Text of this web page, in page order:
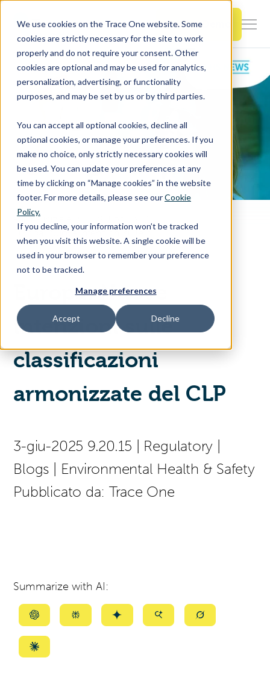
We use cookies on the Trace One website. Some
cookies are strictly necessary for the site to work
properly and do not require your consent. Other
cookies are optional and may be used for analytics,
personalization, advertising, or functionality
purposes, and may be set by us or by third parties.
You can accept all optional cookies, decline all
optional cookies, or manage your preferences. If you
make no choice, only strictly necessary cookies will
be used. You can update your preferences at any
time by clicking on “Manage cookies” in the website
footer. For more details, please see ourCookie
Policy.
If you decline, your information won’t be tracked
when you visit this website. A single cookie will be
used in your browser to remember your preference
not to be tracked.
Manage preferences
Accept Decline
SKIP
CONTENT Book a Demo
Products & Features
for
Resources
About Us
Contact Us
Access Your Solution
Search
a
page
language)
Pagina iniziale
Europa: Nuove intenzioni sulle classificazioni armonizzate del CLP
Europa: Nuove
intenzioni sulle
classificazioni
armonizzate del CLP
3-giu-2025 9.20.15 Regulatory
Blogs
Environmental Health & Safety
Pubblicato da: Trace One
Summarize with AI:
Summarize
ChatGPT
SummarizeSummarizeSummarizeSummarize
Summarize